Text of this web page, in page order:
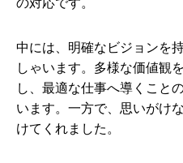
中には、明確なビジョンを
しゃいます。多様な価値観
し、最適な仕事へ導くこと
います。一方で、思いがけ
けてくれました。